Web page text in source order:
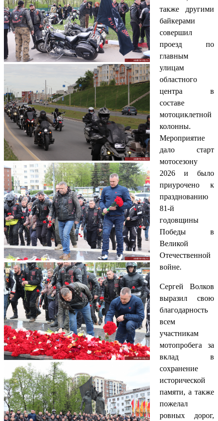
также другими
байкерами
совершил
проезд по
главным
улицам
областного
центра в
составе
мотоциклетной
колонны.
Мероприятие
дало старт
мотосезону
2026 и было
приурочено к
празднованию
81-й
годовщины
Победы в
Великой
Отечественной
войне.
Сергей Волков
выразил свою
благодарность
всем
участникам
мотопробега за
вклад в
сохранение
исторической
памяти, а также
пожелал
ровных дорог,